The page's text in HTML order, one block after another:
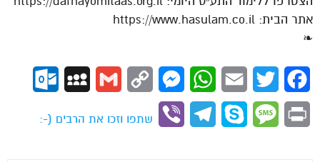
אתר הבית: https://www.hasulam.co.il
❧
Facebook
Twitter
Email
WhatsApp
Messenger
Copy
Gmail
MySpace
Print
Message
Skype
Telegram
Viber
שתפו וזכו את הרבים (-: